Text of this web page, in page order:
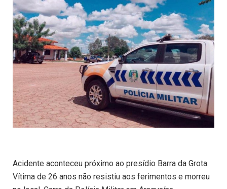
Acidente aconteceu próximo ao presídio Barra da Grota.
Vítima de 26 anos não resistiu aos ferimentos e morreu